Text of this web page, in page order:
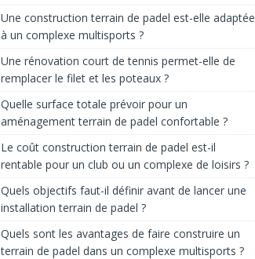
Une construction terrain de padel est-elle adaptée
à un complexe multisports ?
Une rénovation court de tennis permet-elle de
remplacer le filet et les poteaux ?
Quelle surface totale prévoir pour un
aménagement terrain de padel confortable ?
Le coût construction terrain de padel est-il
rentable pour un club ou un complexe de loisirs ?
Quels objectifs faut-il définir avant de lancer une
installation terrain de padel ?
Quels sont les avantages de faire construire un
terrain de padel dans un complexe multisports ?